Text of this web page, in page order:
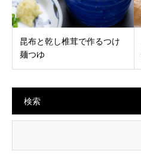
昆布と乾し椎茸で作るつけ
麺つゆ
検索